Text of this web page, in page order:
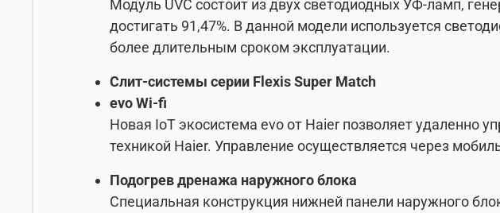
Модуль UVC состоит из двух светодиодных УФ-ламп,
достигать 91,47%. В данной модели используется
более длительным сроком эксплуатации.
Слит-системы серии Flexis Super Match
evo Wi-fi
Новая IoT экосистема evo от Haier позволяет удаленно
техникой Haier. Управление осуществляется через
Подогрев дренажа наружного блока
Специальная конструкция нижней панели наружного